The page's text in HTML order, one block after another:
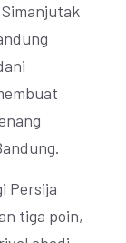
Persija
tiga poin,